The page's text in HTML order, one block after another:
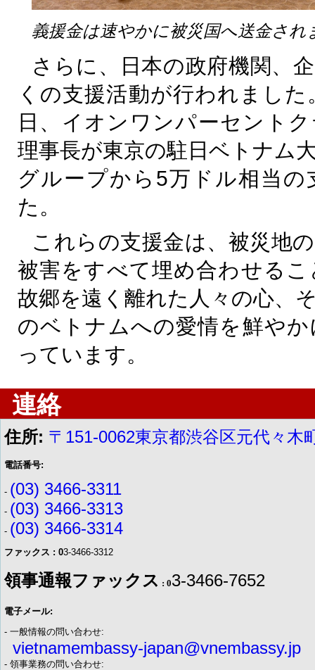
義援金は速やかに被災国へ送金され
さらに、日本の政府機関、
くの支援活動が行われまし
日、イオンワンパーセント
理事長が東京の駐日ベトナム
グループから 5万ドル相当の
た。
これらの支援金は、被災地
被害をすべて埋め合わせる
故郷を遠く離れた人々の心、
のベトナムへの愛情を鮮や
っています。
連絡
住所: 〒151-0062東京都渋谷区元代々木
電話番号:
- (03) 3466-3311
- (03) 3466-3313
- (03) 3466-3314
ファックス : 03-3466-3312
領事通報ファックス : 03-3466-7652
電子メール:
- 一般情報の問い合わせ:
vietnamembassy-japan@vnembassy.jp
- 領事業務の問い合わせ: